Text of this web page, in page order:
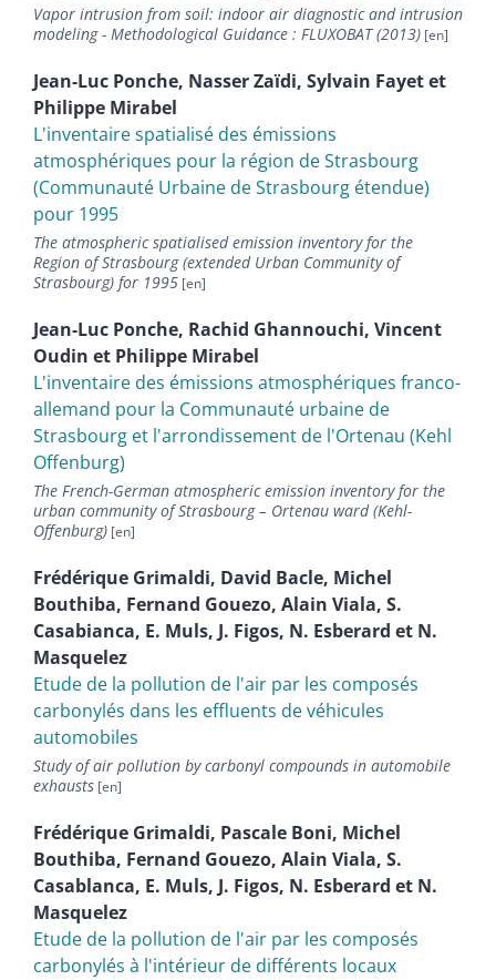
Vapor intrusion from soil: indoor air diagnostic and intrusion
modeling - Methodological Guidance : FLUXOBAT (2013)
Jean-Luc Ponche, NasserZaïdi, Sylvain Fayetet
Philippe Mirabel
L'inventaire spatialisé des émissions
atmosphériques pour la région de Strasbourg
(Communauté Urbaine de Strasbourg étendue)
pour 1995
The atmospheric spatialised emission inventory for the
Region of Strasbourg (extended Urban Community of
Strasbourg) for 1995
Jean-Luc Ponche, Rachid Ghannouchi, Vincent
Oudin et Philippe Mirabel
L'inventaire des émissions atmosphériques franco-
allemand pour la Communauté urbaine de
Strasbourg et l'arrondissement de l'Ortenau (Kehl
Offenburg)
The French-German atmospheric emission inventory for the
urban community of Strasbourg – Ortenau ward (Kehl-
Offenburg)
Frédérique Grimaldi, David Bacle, Michel
Bouthiba, Fernand Gouezo, Alain Viala, S.
Casabianca, E. Muls, J. Figos, N. Esberard et N.
Masquelez
Etude de la pollution de l'air par les composés
carbonylés dans les effluents de véhicules
automobiles
Study of air pollution by carbonyl compounds in automobile
exhausts
Frédérique Grimaldi, Pascale Boni, Michel
Bouthiba, Fernand Gouezo, Alain Viala, S.
Casablanca, E. Muls, J. Figos, N. Esberard et N.
Masquelez
Etude de la pollution de l'air par les composés
carbonylés à l'intérieur de différents locaux